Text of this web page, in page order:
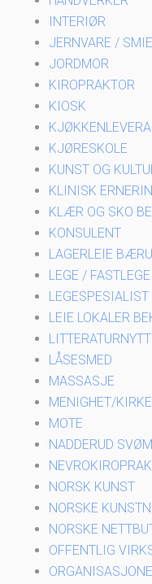
INTERIØR
JERNVARE / SMIE
JORDMOR
KIROPRAKTOR
KIOSK
KJØRESKOLE
KUNST OG
KLINISK
KLÆR OG SKO
KONSULENT
LAGERLEIE
LEGE /
LEGESPESIALIST
LEIE LOKALER
LITTERATURNYTT
LÅSESMED
MASSASJE
MENIGHET/KIRKE
MOTE
NADDERUD
NORSK KUNST
NORSKE
NORSKE
OFFENTLIG